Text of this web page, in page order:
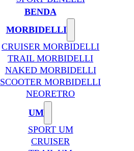
BENDA
MORBIDELLI
CRUISER MORBIDELLI
TRAIL MORBIDELLI
NAKED MORBIDELLI
SCOOTER MORBIDELLI
NEORETRO
UM
SPORT UM
CRUISER